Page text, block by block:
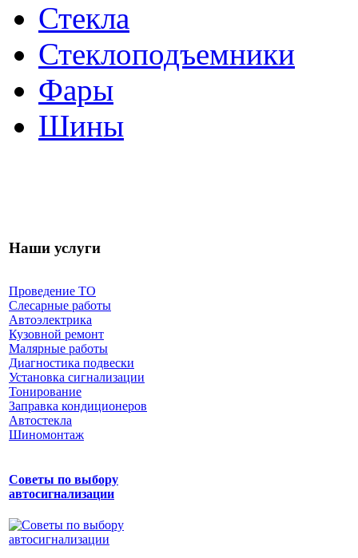
Стекла
Стеклоподъемники
Фары
Шины
Наши услуги
Проведение ТО
Слесарные работы
Автоэлектрика
Кузовной ремонт
Малярные работы
Диагностика подвески
Установка сигнализации
Тонирование
Заправка кондиционеров
Автостекла
Шиномонтаж
Советы по выбору
автосигнализации